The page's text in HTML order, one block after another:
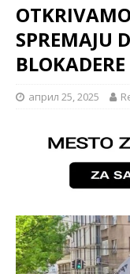
SPREMAJU
април 25, 2025